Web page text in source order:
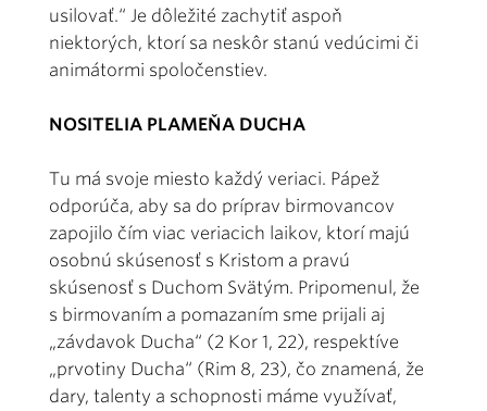
usilovať.“ Je dôležité zachytiť aspoň
niektorých, ktorí sa neskôr stanú vedúcimi či
animátormi spoločenstiev.
NOSITELIA PLAMEŇA DUCHA
Tu má svoje miesto každý veriaci. Pápež
odporúča, aby sa do príprav birmovancov
zapojilo čím viac veriacich laikov, ktorí majú
osobnú skúsenosť s Kristom a pravú
skúsenosť s Duchom Svätým. Pripomenul, že
s birmovaním a pomazaním sme prijali aj
„závdavok Ducha“ (2 Kor 1, 22), respektíve
„prvotiny Ducha“ (Rim 8, 23), čo znamená, že
dary, talenty a schopnosti máme využívať,